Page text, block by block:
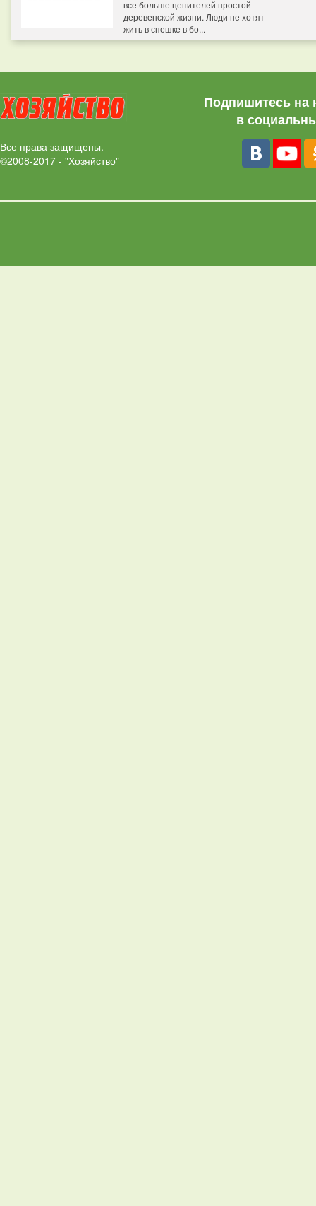
все больше ценителей простой
деревенской жизни. Люди не хотят
жить в спешке в бо...
Все права защищены.
©2008-2017 - "Хозяйство"
Подпишитесь на
в